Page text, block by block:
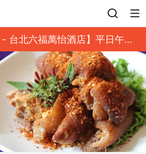
- 台北六福萬怡酒店】平日午餐
起｜靓港點套餐